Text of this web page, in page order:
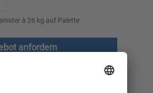
à 26 kg auf Palette
anfordern